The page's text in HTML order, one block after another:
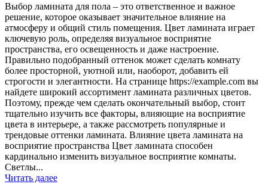
Выбор ламината для пола – это ответственное и важное
решение, которое оказывает значительное влияние на
атмосферу и общий стиль помещения. Цвет ламината играет
ключевую роль, определяя визуальное восприятие
пространства, его освещенность и даже настроение.
Правильно подобранный оттенок может сделать комнату
более просторной, уютной или, наоборот, добавить ей
строгости и элегантности. На странице https://example.com вы
найдете широкий ассортимент ламината различных цветов.
Поэтому, прежде чем сделать окончательный выбор, стоит
тщательно изучить все факторы, влияющие на восприятие
цвета в интерьере, а также рассмотреть популярные и
трендовые оттенки ламината. Влияние цвета ламината на
восприятие пространства Цвет ламината способен
кардинально изменить визуальное восприятие комнаты.
Светлы...
Читать далее